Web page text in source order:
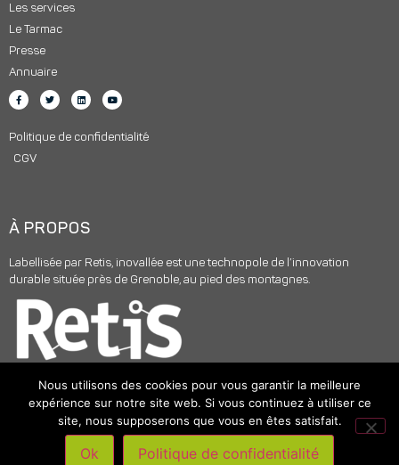
Les services
Le Tarmac
Presse
Annuaire
Politique de confidentialité
CGV
À PROPOS
Labellisée par Retis, inovallée est une technopole de l’innovation
durable située près de Grenoble, au pied des montagnes.
Accompagnement digital par Skyloud
Nous utilisons des cookies pour vous garantir la meilleure
expérience sur notre site web. Si vous continuez à utiliser ce
site, nous supposerons que vous en êtes satisfait.
Ok Politique de confidentialité